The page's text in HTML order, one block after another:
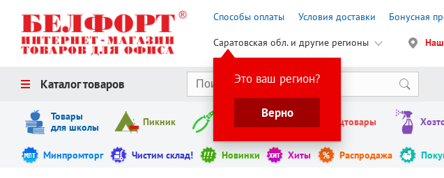
Способы оплаты Условия доставки Бонусная
Саратовская обл. и другие регионы
Это ваш регион?
Верно
Наш
Каталог товаров
Товары
для школы
Пикник Инструменты Канцтовары
Минпромторг Чистим склад! Новинки Хиты Распродажа